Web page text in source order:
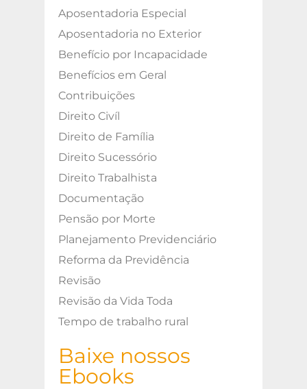
Aposentadoria Especial
Aposentadoria no Exterior
Benefício por Incapacidade
Benefícios em Geral
Contribuições
Direito Civíl
Direito de Família
Direito Sucessório
Direito Trabalhista
Documentação
Pensão por Morte
Planejamento Previdenciário
Reforma da Previdência
Revisão
Revisão da Vida Toda
Tempo de trabalho rural
Baixe nossos
Ebooks